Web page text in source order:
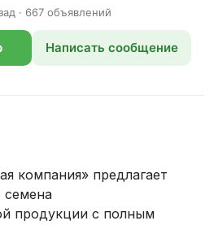
· 667 объявлений
Написать сообщение
компания» предлагает
семена
продукции с полным